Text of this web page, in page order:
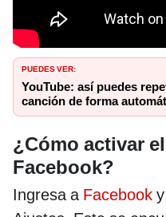
PUEDES VER:
YouTube: así puedes
canción de forma
¿Cómo activar
Facebook?
Ingresa a Facebook